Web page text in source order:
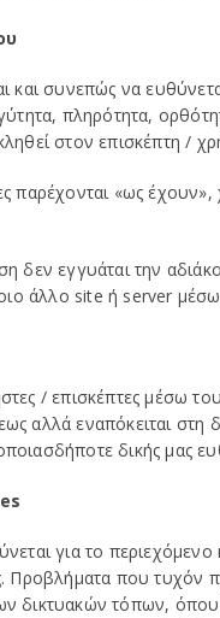
και συνεπώς να
πληρότητα,
στον επισκέπτη /
παρέχονται «ως έχουν»,
δεν εγγυάται την
άλλο site ή server
/ επισκέπτες μέσω
αλλά εναπόκειται στη
δικής μας
για το
Προβλήματα που
δικτυακών τόπων,